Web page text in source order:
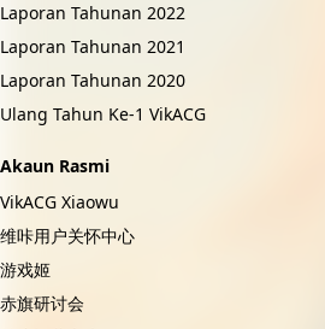
Laporan Tahunan 2022
Laporan Tahunan 2021
Laporan Tahunan 2020
Ulang Tahun Ke-1 VikACG
Akaun Rasmi
VikACG Xiaowu
维咔用户关怀中心
游戏姬
赤旗研讨会